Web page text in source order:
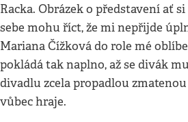
Racka. Obrázek o představení ať
sebe mohu říct, že mi nepřijde
Mariana Čížková do role mé
pokládá tak naplno, až se divák
divadlu zcela propadlou
vůbec hraje.